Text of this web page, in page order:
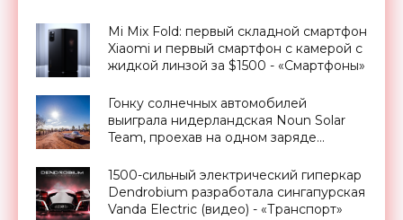
Mi Mix Fold: первый складной смартфон
Xiaomi и первый смартфон с камерой с
жидкой линзой за $1500 - «Смартфоны»
Гонку солнечных автомобилей
выиграла нидерландская Noun Solar
Team, проехав на одном заряде
Электроники»
1500-сильный электрический гиперкар
Dendrobium разработала сингапурская
Vanda Electric (видео) - «Транспорт»